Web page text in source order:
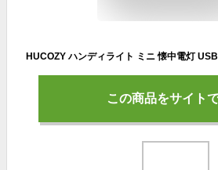
この商品をサイト